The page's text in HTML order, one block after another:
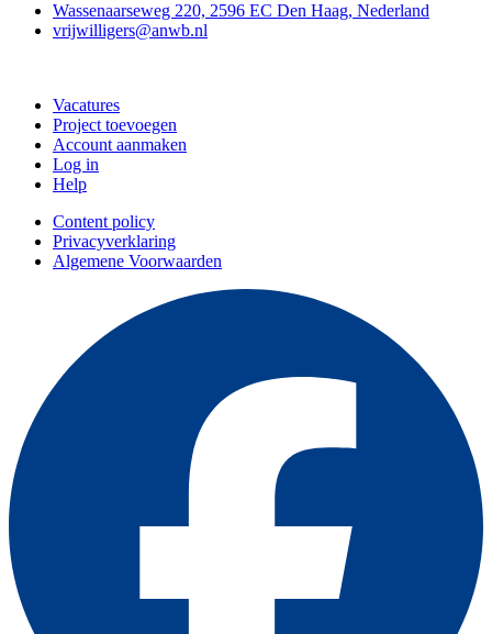
Wassenaarseweg 220, 2596 EC Den Haag, Nederland
vrijwilligers@anwb.nl
Vacatures
Project toevoegen
Account aanmaken
Log in
Help
Content policy
Privacyverklaring
Algemene Voorwaarden